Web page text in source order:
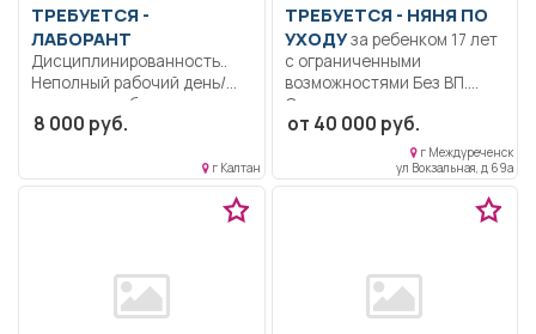
ТРЕБУЕТСЯ -
ЛАБОРАНТ
Дисциплинированность..
Неполный рабочий день/
неполная рабочая неделя..
8 000 руб.
г Калтан
ТРЕБУЕТСЯ - НЯНЯ ПО
УХОДУза ребенком 17 лет
с ограниченными
возможностями Без ВП.
Ответственная,...
от 40 000 руб.
г Междуреченск
ул Вокзальная, д 69а